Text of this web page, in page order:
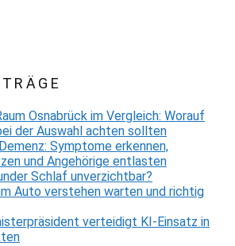
Osnabrück im Vergleich: Worauf
der Auswahl achten sollten
Symptome erkennen,
und Angehörige entlasten
Schlaf unverzichtbar?
Auto verstehen warten und richtig
verteidigt KI-Einsatz in